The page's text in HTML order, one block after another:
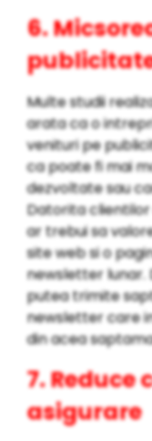
6.
Multe studii
arata ca o
venituri pe
ca poate fi mai
dezvoltate sau
Datorita
ar trebui sa
site web si o
newsletter lunar.
putea trimite
newsletter care
din acea
7. Reduce
asigurare